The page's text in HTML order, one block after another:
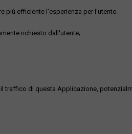
più efficiente l'esperienza per l'utente.
richiesto dall'utente;
di questa Applicazione,